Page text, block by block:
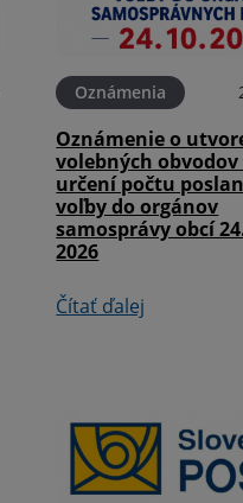
Oznámenia
Oznámenie o
volebných obvodov
určení počtu
voľby do orgánov
samosprávy obcí
2026
Čítať ďalej